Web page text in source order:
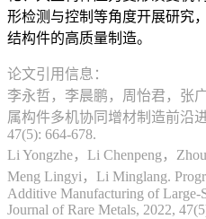
形检测与控制等角度开展研究
结构件的高质量制造。
论文引用信息：
李永哲，李晨鹏，周怡君，张
属构件多机协同增材制造前沿
47(5): 664-678.
Li Yongzhe，Li Chenpeng，
Meng Lingyi，Li Minglang.
Additive Manufacturing of Large-
Journal of Rare Metals, 2022,